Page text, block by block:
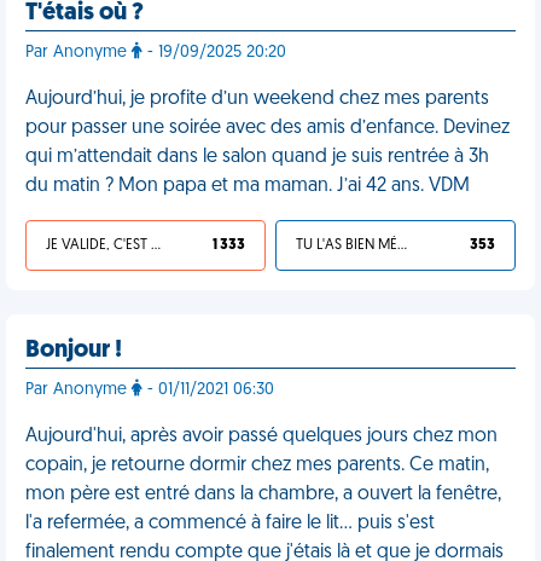
T'étais où ?
Par Anonyme - 19/09/2025 20:20
Aujourd’hui, je profite d’un weekend chez mes parents
pour passer une soirée avec des amis d’enfance. Devinez
qui m’attendait dans le salon quand je suis rentrée à 3h
du matin ? Mon papa et ma maman. J’ai 42 ans. VDM
JE VALIDE, C'EST UNE VDM 1 333 TU L'AS BIEN MÉRITÉ 353
Bonjour !
Par Anonyme - 01/11/2021 06:30
Aujourd'hui, après avoir passé quelques jours chez mon
copain, je retourne dormir chez mes parents. Ce matin,
mon père est entré dans la chambre, a ouvert la fenêtre,
l'a refermée, a commencé à faire le lit… puis s'est
finalement rendu compte que j'étais là et que je dormais